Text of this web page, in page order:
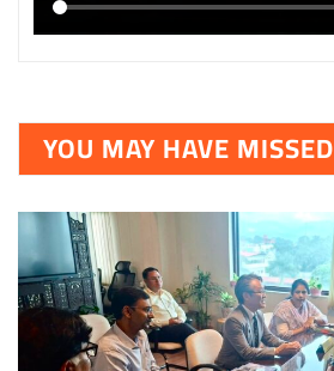
YOU MAY HAVE MISSED